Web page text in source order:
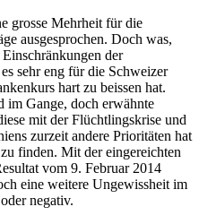
grosse Mehrheit für die
ausgesprochen. Doch was,
der
sehr eng für die Schweizer
hart zu beissen hat.
im Gange, doch erwähnte
mit der Flüchtlingskrise und
zurzeit andere Prioritäten hat
finden. Mit der eingereichten
vom 9. Februar 2014
eine weitere Ungewissheit im
negativ.